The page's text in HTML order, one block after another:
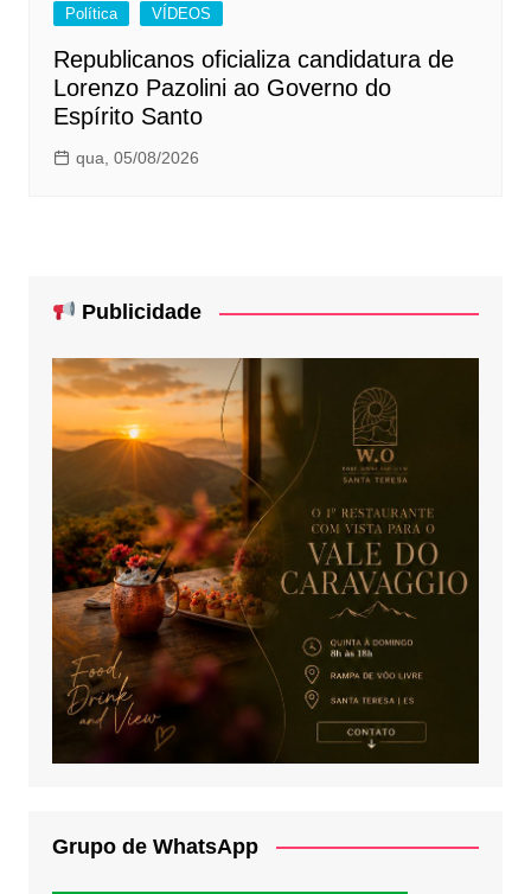
Política
VÍDEOS
Republicanos oficializa candidatura de
Lorenzo Pazolini ao Governo do
Espírito Santo
qua, 05/08/2026
Publicidade
Grupo de WhatsApp